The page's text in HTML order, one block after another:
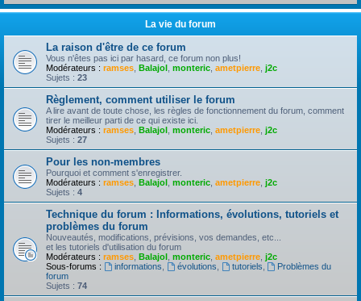
La vie du forum
La raison d'être de ce forum
Vous n'êtes pas ici par hasard, ce forum non plus!
Modérateurs : ramses Balajol monteric ametpierre j2c
Sujets : 23
Règlement, comment utiliser le forum
A lire avant de toute chose, les règles de fonctionnement du forum, comment
tirer le meilleur parti de ce qui existe ici.
Modérateurs : ramses Balajol monteric ametpierre j2c
Sujets : 27
Pour les non-membres
Pourquoi et comment s'enregistrer.
Modérateurs : ramses Balajol monteric ametpierre j2c
Sujets : 4
Technique du forum : Informations, évolutions, tutoriels et
problèmes du forum
Nouveautés, modifications, prévisions, vos demandes, etc...
et les tutoriels d'utilisation du forum
Modérateurs : ramses Balajol monteric ametpierre j2c
Sous-forums :
informations évolutions tutoriels
Problèmes du
forum
Sujets : 74